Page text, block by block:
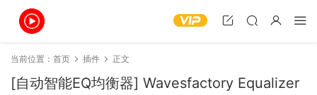
当前位置： 首页 插件 正文
[自动智能EQ均衡器] Wavesfactory Equalizer